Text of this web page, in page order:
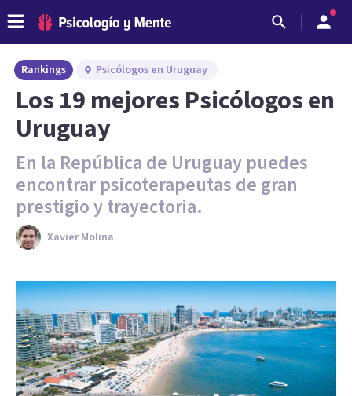
Rankings Psicólogos en Uruguay
Los 19 mejores Psicólogos en
Uruguay
En la República de Uruguay puedes
encontrar psicoterapeutas de gran
prestigio y trayectoria.
Xavier Molina